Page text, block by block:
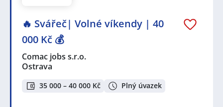
🔥 Svářeč| Volné víkendy | 40
000 Kč 💰
Comac jobs s.r.o.
Ostrava
35 000 – 40 000 Kč Plný úvazek